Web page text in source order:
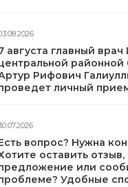
августа главный врач
районной
Рифович
личный
вопрос? Нужна
оставить отзыв,
или
Удобные